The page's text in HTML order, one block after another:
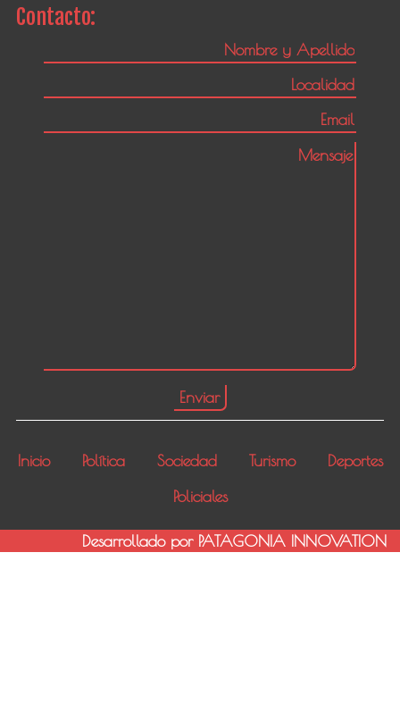
Contacto:
Inicio Política Sociedad Turismo
Deportes
Policiales
Desarrollado por PATAGONIA INNOVATION